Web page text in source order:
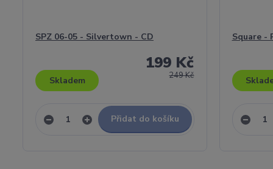
SPZ 06-05 - Silvertown - CD
249 Kč
199 Kč
Skladem
Přidat do košíku
Square -